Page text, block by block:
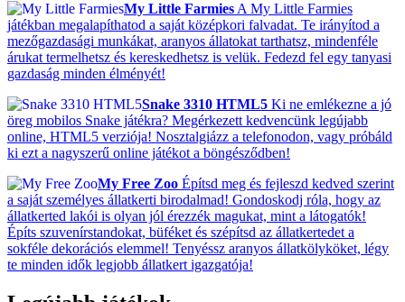
My Little Farmies A My Little Farmies
játékban megalapíthatod a saját középkori falvadat. Te irányítod a
mezőgazdasági munkákat, aranyos állatokat tarthatsz, mindenféle
árukat termelhetsz és kereskedhetsz is velük. Fedezd fel egy tanyasi
gazdaság minden élményét!
Snake 3310 HTML5 Ki ne emlékezne a jó
öreg mobilos Snake játékra? Megérkezett kedvencünk legújabb
online, HTML5 verziója! Nosztalgiázz a telefonodon, vagy próbáld
ki ezt a nagyszerű online játékot a böngésződben!
My Free Zoo Építsd meg és fejleszd kedved szerint
a saját személyes állatkerti birodalmad! Gondoskodj róla, hogy az
állatkerted lakói is olyan jól érezzék magukat, mint a látogatók!
Építs szuvenírstandokat, büféket és szépítsd az állatkertedet a
sokféle dekorációs elemmel! Tenyéssz aranyos állatkölyköket, légy
te minden idők legjobb állatkert igazgatója!